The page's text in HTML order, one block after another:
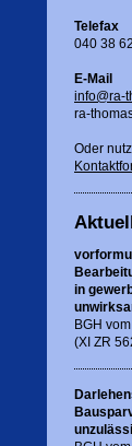
Telefax
040 38
E-Mail
info@ra-
ra-
Oder
in
BGH
(XI ZR